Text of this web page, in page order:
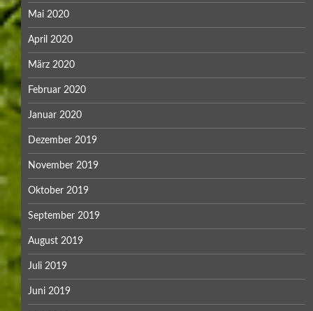
Mai 2020
April 2020
März 2020
Februar 2020
Januar 2020
Dezember 2019
November 2019
Oktober 2019
September 2019
August 2019
Juli 2019
Juni 2019